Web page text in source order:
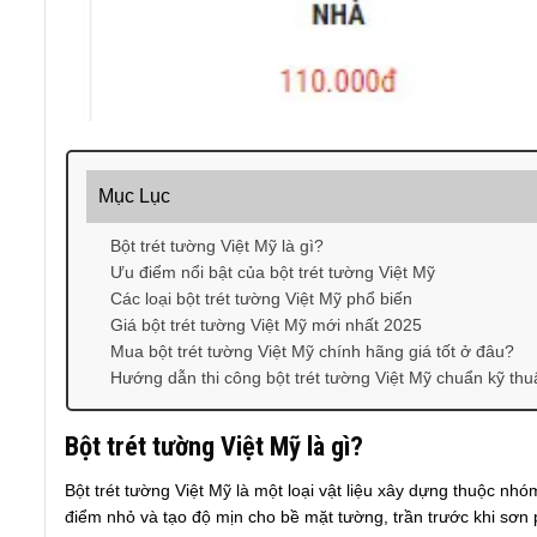
Mục Lục
Bột trét tường Việt Mỹ là gì?
Ưu điểm nổi bật của bột trét tường Việt Mỹ
Các loại bột trét tường Việt Mỹ phổ biến
Giá bột trét tường Việt Mỹ mới nhất 2025
Mua bột trét tường Việt Mỹ chính hãng giá tốt ở đâu?
Hướng dẫn thi công bột trét tường Việt Mỹ chuẩn kỹ
Bột trét tường Việt Mỹ là gì?
Bột trét tường Việt Mỹ là một loại vật liệu xây dựng thuộc
điểm nhỏ và tạo độ mịn cho bề mặt tường, trần trước khi sơn